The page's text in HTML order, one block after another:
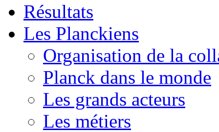
Résultats
Les Planckiens
Organisation de la
Planck dans le monde
Les grands acteurs
Les métiers